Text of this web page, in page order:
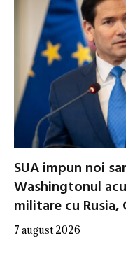
SUA impun noi
Washingtonul
militare cu Rusia,
7 august 2026